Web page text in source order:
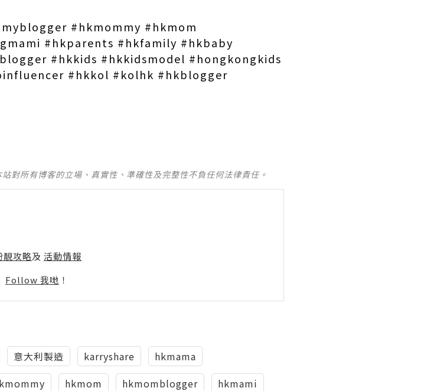
#hkmommy #hkmom
#hkparents #hkfamily #hkbaby
#hkkids #hkkidsmodel #hongkongkids
#hkkol #kolhk #hkblogger
對所有博客的立場、真實性、準確性及完整性不負任何法律責任。
靚攻略及 活動情報
Follow 我哋 ！
意大利製造 karryshare
hkmama
hkmom hkmomblogger
hkmami